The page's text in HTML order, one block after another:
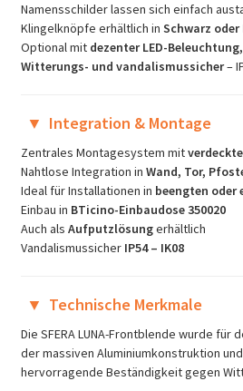
Namensschilder lassen sich einfach
Klingelknöpfe erhältlich in Schwarz
Optional mit dezenter LED-Beleuchtung,
Witterungs- und vandalismussicher–
▼ Integration & Montage
Zentrales Montagesystem mit
Nahtlose Integration in Wand, Tor,
Ideal für Installationen in beengten oder
Einbau in BTicino-Einbaudose 350020
Auch als Aufputzlösungerhältlich
Vandalismussicher IP54 – IK08
▼ Technische Merkmale
Die SFERA LUNA-Frontblende wurde
der massiven Aluminiumkonstruktion
hervorragende Beständigkeit gegen